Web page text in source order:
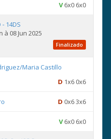
V6x0 6x0
14DS
à 08 Jun 2025
Finalizado
Maria Castillo
D 1x6 0x6
D 0x6 3x6
V6x0 6x0